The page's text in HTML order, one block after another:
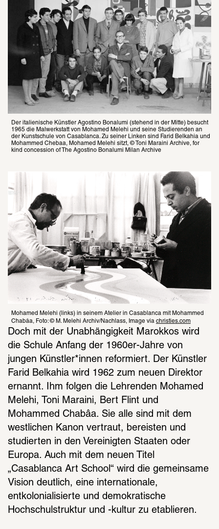
Der italienische Künstler Agostino Bonalumi (stehend in der Mitte) besucht
1965 die Malwerkstatt von Mohamed Melehi und seine Studierenden an
der Kunstschule von Casablanca. Zu seiner Linken sind Farid Belkahia und
Mohammed Chebaa, Mohamed Melehi sitzt, © Toni Maraini Archive, for
kind concession of The Agostino Bonalumi Milan Archive
Mohamed Melehi (links) in seinem Atelier in Casablanca mit Mohammed
Chabâa, Foto: © M. Melehi Archiv/Nachlass, Image via christies.com
Doch mit der Unabhängigkeit Marokkos wird
die Schule Anfang der 1960er-Jahre von
jungen Künstler*innen reformiert. Der Künstler
Farid Belkahia wird 1962 zum neuen Direktor
ernannt. Ihm folgen die Lehrenden Mohamed
Melehi, Toni Maraini, Bert Flint und
Mohammed Chabâa. Sie alle sind mit dem
westlichen Kanon vertraut, bereisten und
studierten in den Vereinigten Staaten oder
Europa. Auch mit dem neuen Titel
„Casablanca Art School“ wird die gemeinsame
Vision deutlich, eine internationale,
entkolonialisierte und demokratische
Hochschulstruktur und -kultur zu etablieren.